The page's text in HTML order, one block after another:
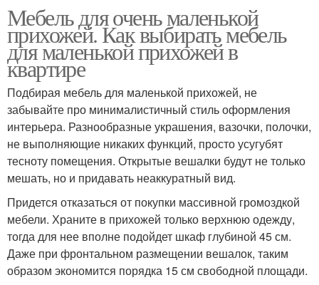
Мебель для очень маленькой
прихожей. Как выбирать мебель
для маленькой прихожей в
квартире
Подбирая мебель для маленькой прихожей, не
забывайте про минималистичный стиль оформления
интерьера. Разнообразные украшения, вазочки, полочки,
не выполняющие никаких функций, просто усугубят
тесноту помещения. Открытые вешалки будут не только
мешать, но и придавать неаккуратный вид.
Придется отказаться от покупки массивной громоздкой
мебели. Храните в прихожей только верхнюю одежду,
тогда для нее вполне подойдет шкаф глубиной 45 см.
Даже при фронтальном размещении вешалок, таким
образом экономится порядка 15 см свободной площади.